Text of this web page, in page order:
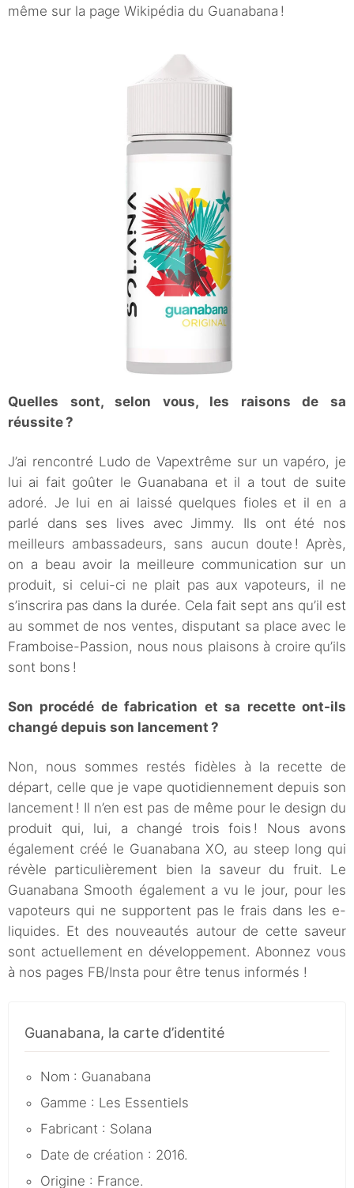
même sur la page Wikipédia du Guanabana !
Quelles sont, selon vous, les raisons de sa
réussite ?
J’ai rencontré Ludo de Vapextrême sur un vapéro, je
lui ai fait goûter le Guanabana et il a tout de suite
adoré. Je lui en ai laissé quelques fioles et il en a
parlé dans ses lives avec Jimmy. Ils ont été nos
meilleurs ambassadeurs, sans aucun doute ! Après,
on a beau avoir la meilleure communication sur un
produit, si celui-ci ne plait pas aux vapoteurs, il ne
s’inscrira pas dans la durée. Cela fait sept ans qu’il est
au sommet de nos ventes, disputant sa place avec le
Framboise-Passion, nous nous plaisons à croire qu’ils
sont bons !
Son procédé de fabrication et sa recette ont-ils
changé depuis son lancement ?
Non, nous sommes restés fidèles à la recette de
départ, celle que je vape quotidiennement depuis son
lancement ! Il n’en est pas de même pour le design du
produit qui, lui, a changé trois fois ! Nous avons
également créé le Guanabana XO, au steep long qui
révèle particulièrement bien la saveur du fruit. Le
Guanabana Smooth également a vu le jour, pour les
vapoteurs qui ne supportent pas le frais dans les e-
liquides. Et des nouveautés autour de cette saveur
sont actuellement en développement. Abonnez vous
à nos pages FB/Insta pour être tenus informés !
Guanabana, la carte d’identité
Nom : Guanabana
Gamme : Les Essentiels
Fabricant : Solana
Date de création : 2016.
Origine : France.